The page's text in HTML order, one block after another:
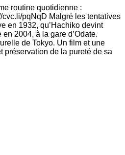
routine quotidienne :
cvc.li/pqNqD Malgré les tentatives
en 1932, qu’Hachiko devint
2004, à la gare d’Odate.
de Tokyo. Un film et une
préservation de la pureté de sa